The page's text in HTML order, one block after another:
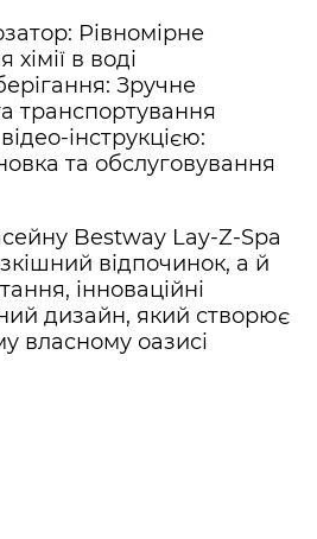
Рівномірне
в воді
Зручне
транспортування
інструкцією:
та обслуговування
Bestway Lay-Z-Spa
відпочинок, а й
інноваційні
дизайн, який створює
власному оазисі